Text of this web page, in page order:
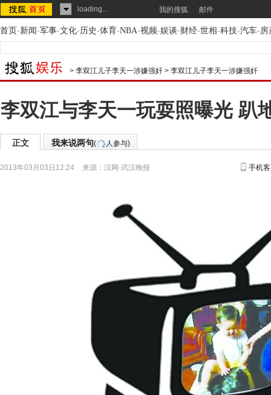
loading... 我的搜狐 邮件
首页-新闻-军事-文化-历史-体育-NBA-视频-娱谈-财经-世相-科技-汽车-房
> 李双江儿子李天一涉嫌强奸 > 李双江儿子李天一涉嫌强奸
李双江与李天一玩耍照曝光 趴
正文 我来说两句( 人参与)
2013年03月03日12:24 来源： 汉网-武汉晚报 手机